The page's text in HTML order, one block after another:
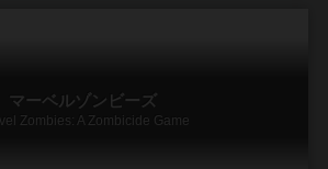
マーベルゾンビーズ
Zombies: A Zombicide Game